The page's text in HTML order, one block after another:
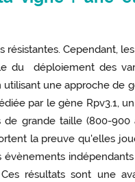
Cependant,
du déploiement des
une approche de
par le gène Rpv3.1,
grande taille (800-900
la preuve qu'elles
évènements
résultats sont une